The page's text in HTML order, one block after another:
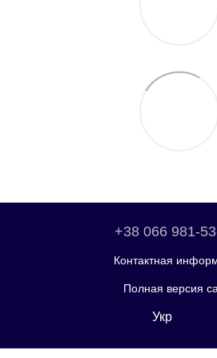
+38 066 981-
Контактная
Полная версия
Укр